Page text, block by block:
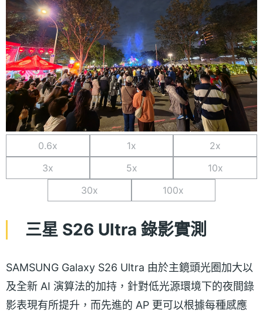
0.6x 1x
2x
3x
5x
10x
30x
100x
三星 S26 Ultra 錄影實測
SAMSUNG Galaxy S26 Ultra 由於主鏡頭光圈加大以
及全新 AI 演算法的加持，針對低光源環境下的夜間錄
影表現有所提升，而先進的 AP 更可以根據每種感應